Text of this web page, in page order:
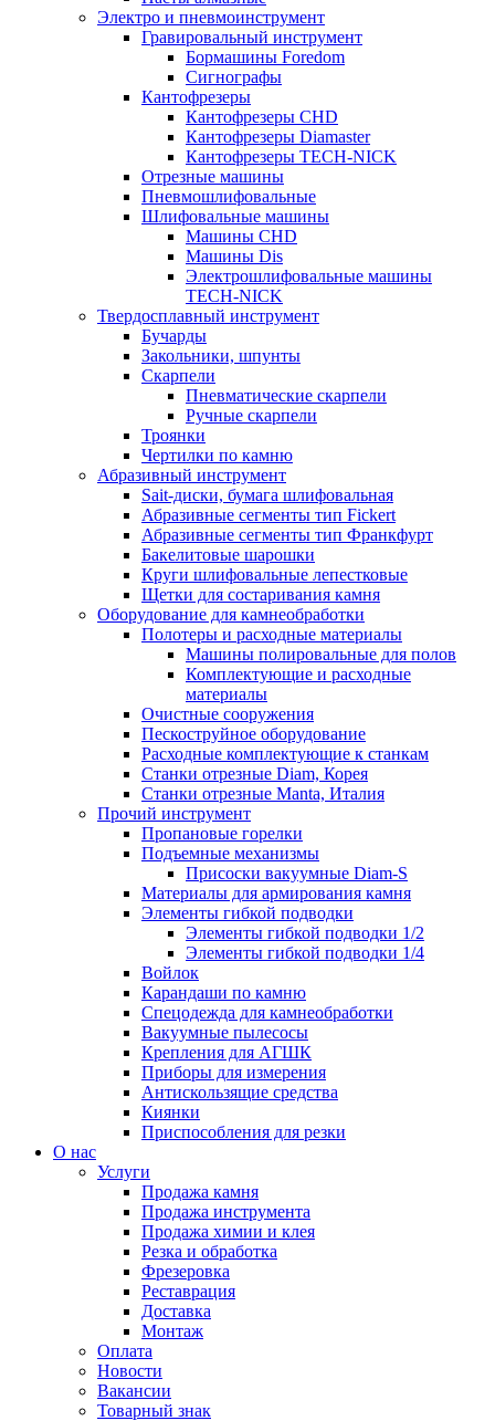
Электро и пневмоинструмент
Гравировальный инструмент
Бормашины Foredom
Сигнографы
Кантофрезеры
Кантофрезеры CHD
Кантофрезеры Diamaster
Кантофрезеры TECH-NICK
Отрезные машины
Пневмошлифовальные
Шлифовальные машины
Машины CHD
Машины Dis
Электрошлифовальные машины
TECH-NICK
Твердосплавный инструмент
Бучарды
Закольники, шпунты
Скарпели
Пневматические скарпели
Ручные скарпели
Троянки
Чертилки по камню
Абразивный инструмент
Sait-диски, бумага шлифовальная
Абразивные сегменты тип Fickert
Абразивные сегменты тип Франкфурт
Бакелитовые шарошки
Круги шлифовальные лепестковые
Щетки для состаривания камня
Оборудование для камнеобработки
Полотеры и расходные материалы
Машины полировальные для полов
Комплектующие и расходные
материалы
Очистные сооружения
Пескоструйное оборудование
Расходные комплектующие к станкам
Станки отрезные Diam, Корея
Станки отрезные Manta, Италия
Прочий инструмент
Пропановые горелки
Подъeмные механизмы
Присоски вакуумные Diam-S
Материалы для армирования камня
Элементы гибкой подводки
Элементы гибкой подводки 1/2
Элементы гибкой подводки 1/4
Войлок
Карандаши по камню
Спецодежда для камнеобработки
Вакуумные пылесосы
Крепления для АГШК
Приборы для измерения
Антискользящие средства
Киянки
Приспособления для резки
О нас
Услуги
Продажа камня
Продажа инструмента
Продажа химии и клея
Резка и обработка
Фрезеровка
Реставрация
Доставка
Монтаж
Оплата
Новости
Вакансии
Товарный знак